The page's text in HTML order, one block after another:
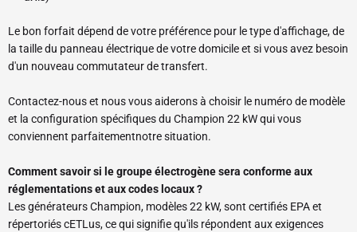
Le bon forfait dépend de votre préférence pour le type d'affichage, de
la taille du panneau électrique de votre domicile et si vous avez besoin
d'un nouveau commutateur de transfert.
Contactez-nous et nous vous aiderons à choisir le numéro de modèle
et la configuration spécifiques du Champion 22 kW qui vous
conviennent parfaitementnotre situation.
Comment savoir si le groupe électrogène sera conforme aux
réglementations et aux codes locaux ?
Les générateurs Champion, modèles 22 kW, sont certifiés EPA et
répertoriés cETLus, ce qui signifie qu'ils répondent aux exigences